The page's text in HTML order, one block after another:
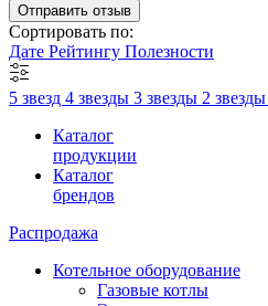
Отправить отзыв
Сортировать по:
Дате Рейтингу Полезности
5 звезд 4 звезды 3 звезды 2 звезды
Каталог
продукции
Каталог
брендов
Распродажа
Котельное оборудование
Газовые котлы